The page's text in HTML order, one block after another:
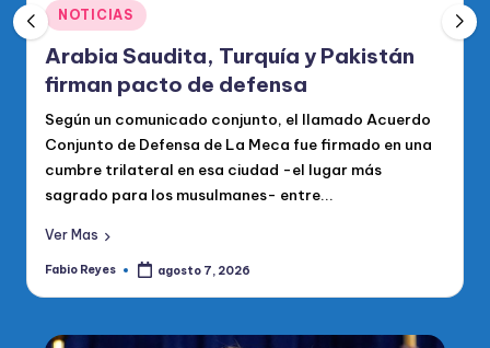
al
d
el
P
R
M
Publicado
en
NOTICIAS
Arabia Saudita, Turquía y Pakistán
firman pacto de defensa
Según un comunicado conjunto, el llamado Acuerdo
Conjunto de Defensa de La Meca fue firmado en una
cumbre trilateral en esa ciudad -el lugar más
sagrado para los musulmanes- entre...
Ver Mas
Publicado
Fabio Reyes agosto 7, 2026